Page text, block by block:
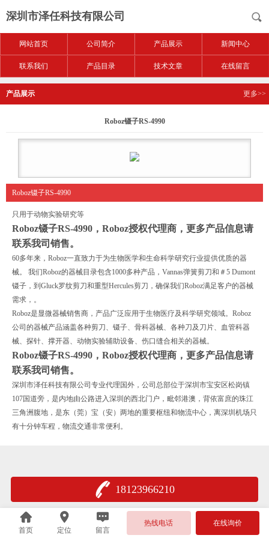
深圳市泽任科技有限公司
网站首页 公司简介 产品展示 新闻中心
联系我们 产品目录 技术文章 在线留言
产品展示 更多>>
Roboz镊子RS-4990
Roboz镊子RS-4990
只用于动物实验研究等
Roboz镊子RS-4990 ，Roboz授权代理商，更多产品信息请
联系我司销售。
60多年来，Roboz一直致力于为生物医学和生命科学研究行业提供优质的器
械。 我们Roboz的器械目录包含1000多种产品，Vannas弹簧剪刀和＃5 Dumont
镊子，到Gluck罗纹剪刀和重型Hercules剪刀，确保我们Roboz满足客户的器械
需求，。
Roboz是显微器械销售商，产品广泛应用于生物医疗及科学研究领域。Roboz
公司的器械产品涵盖各种剪刀、镊子、骨科器械、各种刀及刀片、血管科器
械、探针、撑开器、动物实验辅助设备、伤口缝合相关的器械。
Roboz镊子RS-4990 ，Roboz授权代理商，更多产品信息请
联系我司销售。
深圳市泽任科技有限公司专业代理国外，公司总部位于深圳市宝安区松岗镇
107国道旁，是内地由公路进入深圳的西北门户，毗邻港澳，背依富庶的珠江
三角洲腹地，是东（莞）宝（安）两地的重要枢纽和物流中心，离深圳机场只
有十分钟车程，物流交通非常便利。
18123966210
首页 定位 留言
热线电话 在线询价